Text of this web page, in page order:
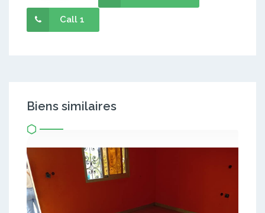
Call 1
Biens similaires